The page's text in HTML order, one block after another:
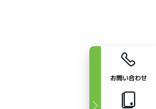
お問い合わせ